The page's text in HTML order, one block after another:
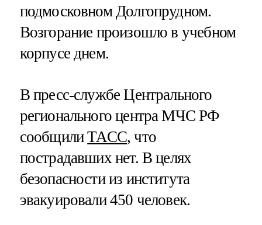
подмосковном Долгопрудном.
Возгорание произошло в учебном
корпусе днем.
В пресс-службе Центрального
регионального центра МЧС РФ
сообщилиТАСС, что
пострадавших нет. В целях
безопасности из института
эвакуировали 450 человек.